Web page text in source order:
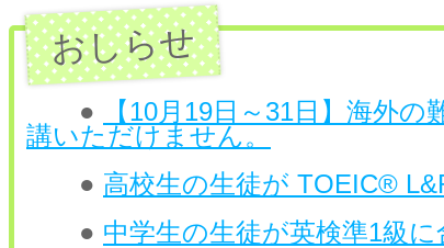
●
【10月19日～31日】海外
講いただけません。
● 高校生の生徒が TOEIC®
● 中学生の生徒が英検準1級に